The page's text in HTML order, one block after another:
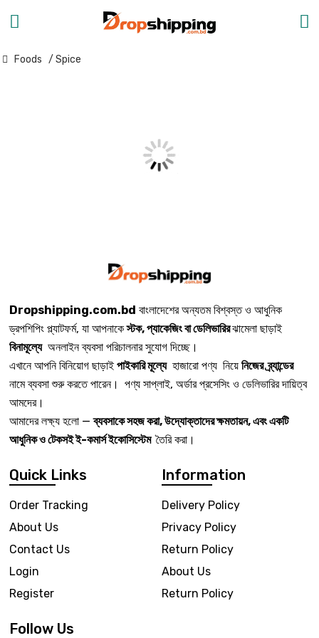
Foods / Spice
Dropshipping.com.bd বাংলাদেশের অন্যতম বিশ্বস্ত ও আধুনিক
ড্রপশিপিং প্ল্যাটফর্ম, যা আপনাকেস্টক, প্যাকেজিং বা ডেলিভারিরঝামেলা ছাড়াই
বিনামূল্যেঅনলাইন ব্যবসা পরিচালনার সুযোগ দিচ্ছে।
এখানে আপনি বিনিয়োগ ছাড়াই পাইকারি মূল্যেহাজারো পণ্য নিয়ে নিজের ব্র্যান্ডের
নামে ব্যবসা শুরু করতে পারেন। পণ্য সাপ্লাই, অর্ডার প্রসেসিং ও ডেলিভারির দায়িত্ব
আমদের।
আমাদের লক্ষ্য হলো —ব্যবসাকে সহজ করা, উদ্যোক্তাদের ক্ষমতায়ন, এবং একটি
আধুনিক ও টেকসই ই-কমার্স ইকোসিস্টেম তৈরি করা।
Quick Links
Order Tracking
About Us
Contact Us
Login
Register
Information
Delivery Policy
Privacy Policy
Return Policy
About Us
Return Policy
Follow Us